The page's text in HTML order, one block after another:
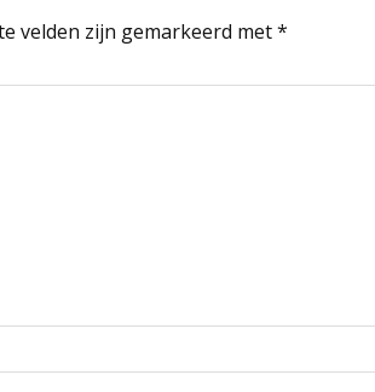
velden zijn gemarkeerd met*